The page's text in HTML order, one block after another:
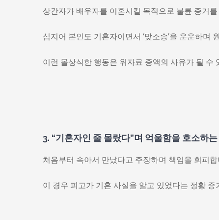
상간자가 배우자를 이혼시킬 목적으로 불륜 증거
심지어 본인도 기혼자이면서 ‘맞소송’을 운운하며
이런 몰상식한 행동은 위자료 증액의 사유가 될 수
3. “기혼자인 줄 몰랐다”며 억울함을 호소하는
처음부터 속아서 만났다고 주장하며 책임을 회피
이 경우 피고가 기혼 사실을 알고 있었다는 정황